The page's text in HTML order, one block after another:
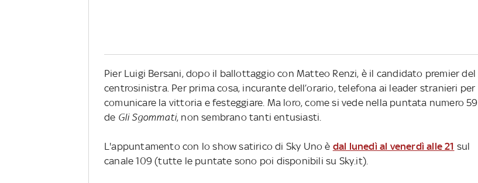
Pier Luigi Bersani, dopo il ballottaggio con Matteo Renzi, è il candidato premier del
centrosinistra. Per prima cosa, incurante dell’orario, telefona ai leader stranieri per
comunicare la vittoria e festeggiare. Ma loro, come si vede nella puntata numero 59
de Gli Sgommati, non sembrano tanti entusiasti.
L'appuntamento con lo show satirico di Sky Uno è dal lunedì al venerdì alle 21 sul
canale 109 (tutte le puntate sono poi disponibili su Sky.it).